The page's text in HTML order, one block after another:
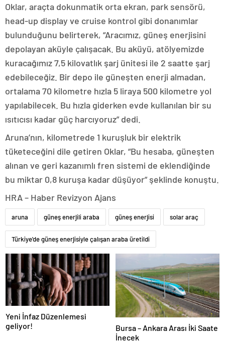
Oklar, araçta dokunmatik orta ekran, park sensörü,
head-up display ve cruise kontrol gibi donanımlar
bulunduğunu belirterek, “Aracımız, güneş enerjisini
depolayan aküyle çalışacak. Bu aküyü, atölyemizde
kuracağımız 7,5 kilovatlık şarj ünitesi ile 2 saatte şarj
edebileceğiz. Bir depo ile güneşten enerji almadan,
ortalama 70 kilometre hızla 5 liraya 500 kilometre yol
yapılabilecek. Bu hızla giderken evde kullanılan bir su
ısıtıcısı kadar güç harcıyoruz” dedi.
Aruna’nın, kilometrede 1 kuruşluk bir elektrik
tüketeceğini dile getiren Oklar, “Bu hesaba, güneşten
alınan ve geri kazanımlı fren sistemi de eklendiğinde
bu miktar 0,8 kuruşa kadar düşüyor” şeklinde konuştu.
HRA – Haber Revizyon Ajans
aruna güneş enerjili araba güneş enerjisi solar araç
Türkiye'de güneş enerjisiyle çalışan araba üretildi
Yeni İnfaz Düzenlemesi
geliyor!
Bursa – Ankara Arası İki Saate
İnecek